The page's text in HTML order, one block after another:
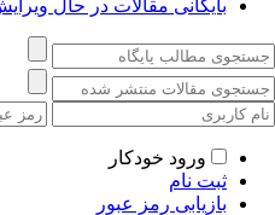
بایگانی مقالات در حال ویرایش
ورود خودکار
ثبت نام
بازیابی رمز عبور